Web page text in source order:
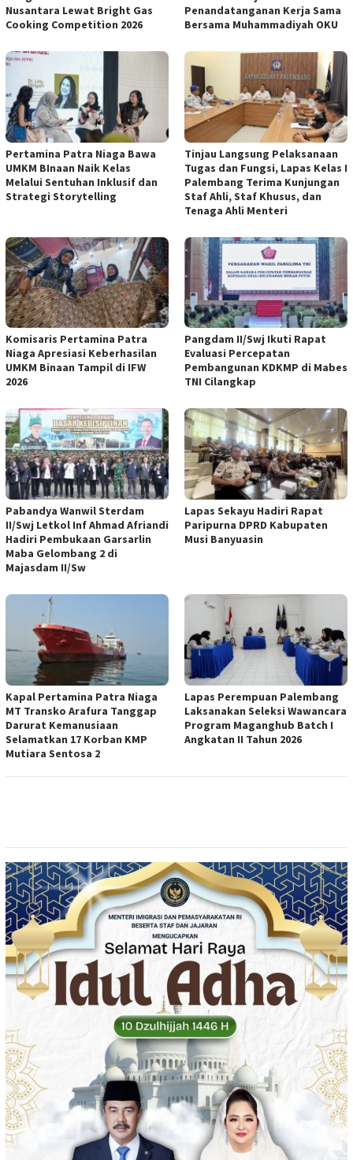
Nusantara Lewat Bright Gas
Cooking Competition 2026
Penandatanganan Kerja Sama
Bersama Muhammadiyah OKU
Pertamina Patra Niaga Bawa
UMKM BInaan Naik Kelas
Melalui Sentuhan Inklusif dan
Strategi Storytelling
Tinjau Langsung Pelaksanaan
Tugas dan Fungsi, Lapas Kelas I
Palembang Terima Kunjungan
Staf Ahli, Staf Khusus, dan
Tenaga Ahli Menteri
Komisaris Pertamina Patra
Niaga Apresiasi Keberhasilan
UMKM Binaan Tampil di IFW
2026
Pangdam II/Swj Ikuti Rapat
Evaluasi Percepatan
Pembangunan KDKMP di Mabes
TNI Cilangkap
Pabandya Wanwil Sterdam
II/Swj Letkol Inf Ahmad Afriandi
Hadiri Pembukaan Garsarlin
Maba Gelombang 2 di
Majasdam II/Sw
Lapas Sekayu Hadiri Rapat
Paripurna DPRD Kabupaten
Musi Banyuasin
Kapal Pertamina Patra Niaga
MT Transko Arafura Tanggap
Darurat Kemanusiaan
Selamatkan 17 Korban KMP
Mutiara Sentosa 2
Lapas Perempuan Palembang
Laksanakan Seleksi Wawancara
Program Maganghub Batch I
Angkatan II Tahun 2026